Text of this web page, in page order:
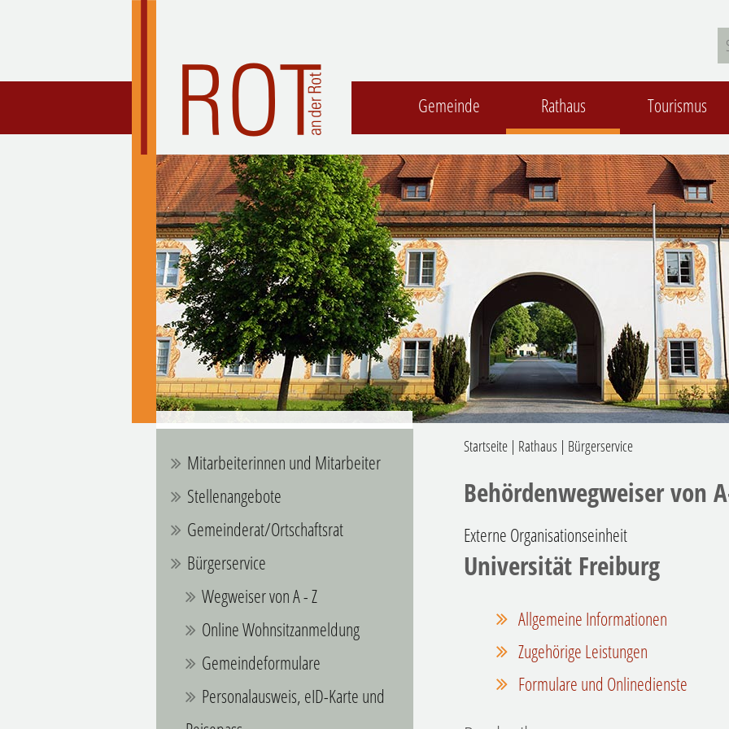
Gemeinde Rathaus Tourismus
Mitarbeiterinnen und Mitarbeiter
Stellenangebote
Gemeinderat/Ortschaftsrat
Bürgerservice
Wegweiser von A - Z
Online Wohnsitzanmeldung
Gemeindeformulare
Personalausweis, eID-Karte und
Startseite | Rathaus | Bürgerservice
Behördenwegweiser von
Externe Organisationseinheit
Universität Freiburg
Allgemeine Informationen
Zugehörige Leistungen
Formulare und Onlinedienste